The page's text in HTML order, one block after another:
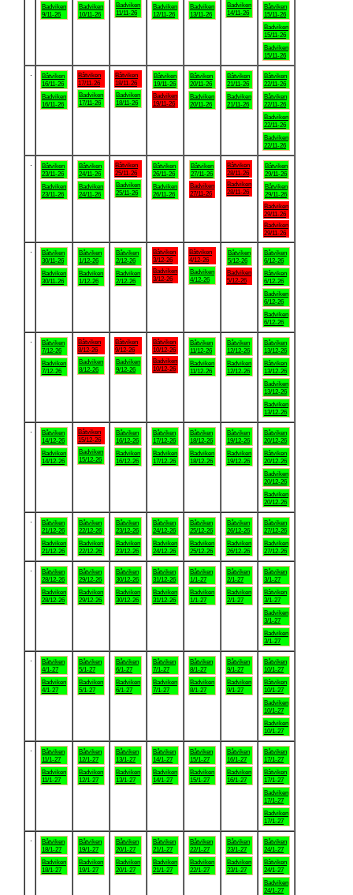
Badviken
9/11-26
Badviken
10/11-26
Badviken
11/11-26
Badviken
12/11-26
Badviken
13/11-26
Badviken
14/11-26
Båtviken
15/11-26
Badviken
15/11-26
Badviken
15/11-26
Båtviken
16/11-26
Badviken
16/11-26
Båtviken
17/11-26
Badviken
17/11-26
Båtviken
18/11-26
Badviken
18/11-26
Båtviken
19/11-26
Badviken
19/11-26
Båtviken
20/11-26
Badviken
20/11-26
Båtviken
21/11-26
Badviken
21/11-26
Båtviken
22/11-26
Båtviken
22/11-26
Badviken
22/11-26
Badviken
22/11-26
Båtviken
23/11-26
Badviken
23/11-26
Båtviken
24/11-26
Badviken
24/11-26
Båtviken
25/11-26
Badviken
25/11-26
Båtviken
26/11-26
Badviken
26/11-26
Båtviken
27/11-26
Badviken
27/11-26
Båtviken
28/11-26
Badviken
28/11-26
Båtviken
29/11-26
Båtviken
29/11-26
Badviken
29/11-26
Badviken
29/11-26
Båtviken
30/11-26
Badviken
30/11-26
Båtviken
1/12-26
Badviken
1/12-26
Båtviken
2/12-26
Badviken
2/12-26
Båtviken
3/12-26
Badviken
3/12-26
Båtviken
4/12-26
Badviken
4/12-26
Båtviken
5/12-26
Badviken
5/12-26
Båtviken
6/12-26
Båtviken
6/12-26
Badviken
6/12-26
Badviken
6/12-26
Båtviken
7/12-26
Badviken
7/12-26
Båtviken
8/12-26
Badviken
8/12-26
Båtviken
9/12-26
Badviken
9/12-26
Båtviken
10/12-26
Badviken
10/12-26
Båtviken
11/12-26
Badviken
11/12-26
Båtviken
12/12-26
Badviken
12/12-26
Båtviken
13/12-26
Båtviken
13/12-26
Badviken
13/12-26
Badviken
13/12-26
Båtviken
14/12-26
Badviken
14/12-26
Båtviken
15/12-26
Badviken
15/12-26
Båtviken
16/12-26
Badviken
16/12-26
Båtviken
17/12-26
Badviken
17/12-26
Båtviken
18/12-26
Badviken
18/12-26
Båtviken
19/12-26
Badviken
19/12-26
Båtviken
20/12-26
Båtviken
20/12-26
Badviken
20/12-26
Badviken
20/12-26
Båtviken
21/12-26
Badviken
21/12-26
Båtviken
22/12-26
Badviken
22/12-26
Båtviken
23/12-26
Badviken
23/12-26
Båtviken
24/12-26
Badviken
24/12-26
Båtviken
25/12-26
Badviken
25/12-26
Båtviken
26/12-26
Badviken
26/12-26
Båtviken
27/12-26
Badviken
27/12-26
Båtviken
28/12-26
Badviken
28/12-26
Båtviken
29/12-26
Badviken
29/12-26
Båtviken
30/12-26
Badviken
30/12-26
Båtviken
31/12-26
Badviken
31/12-26
Båtviken
1/1-27
Badviken
1/1-27
Båtviken
2/1-27
Badviken
2/1-27
Båtviken
3/1-27
Båtviken
3/1-27
Badviken
3/1-27
Badviken
3/1-27
Båtviken
4/1-27
Badviken
4/1-27
Båtviken
5/1-27
Badviken
5/1-27
Båtviken
6/1-27
Badviken
6/1-27
Båtviken
7/1-27
Badviken
7/1-27
Båtviken
8/1-27
Badviken
8/1-27
Båtviken
9/1-27
Badviken
9/1-27
Båtviken
10/1-27
Båtviken
10/1-27
Badviken
10/1-27
Badviken
10/1-27
Båtviken
11/1-27
Badviken
11/1-27
Båtviken
12/1-27
Badviken
12/1-27
Båtviken
13/1-27
Badviken
13/1-27
Båtviken
14/1-27
Badviken
14/1-27
Båtviken
15/1-27
Badviken
15/1-27
Båtviken
16/1-27
Badviken
16/1-27
Båtviken
17/1-27
Båtviken
17/1-27
Badviken
17/1-27
Badviken
17/1-27
Båtviken
18/1-27
Badviken
18/1-27
Båtviken
19/1-27
Badviken
19/1-27
Båtviken
20/1-27
Badviken
20/1-27
Båtviken
21/1-27
Badviken
21/1-27
Båtviken
22/1-27
Badviken
22/1-27
Båtviken
23/1-27
Badviken
23/1-27
Båtviken
24/1-27
Båtviken
24/1-27
Badviken
24/1-27